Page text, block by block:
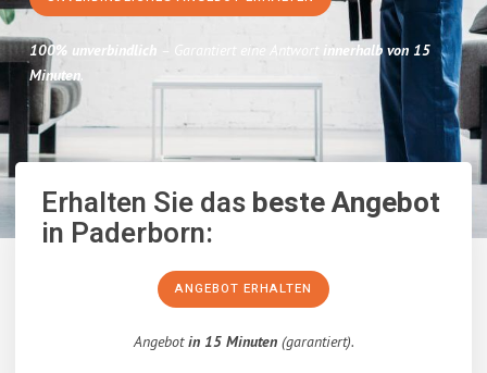
100% unverbindlich – Garantiert eine Antwort innerhalb von 15
Minuten.
Erhalten Sie dasbeste Angebot
in Paderborn:
ANGEBOT ERHALTEN
Angebotin 15 Minuten(garantiert).